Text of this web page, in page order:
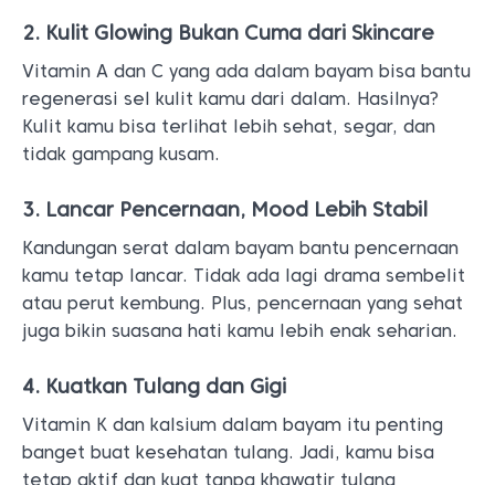
2. Kulit Glowing Bukan Cuma dari Skincare
Vitamin A dan C yang ada dalam bayam bisa bantu
regenerasi sel kulit kamu dari dalam. Hasilnya?
Kulit kamu bisa terlihat lebih sehat, segar, dan
tidak gampang kusam.
3. Lancar Pencernaan, Mood Lebih Stabil
Kandungan serat dalam bayam bantu pencernaan
kamu tetap lancar. Tidak ada lagi drama sembelit
atau perut kembung. Plus, pencernaan yang sehat
juga bikin suasana hati kamu lebih enak seharian.
4. Kuatkan Tulang dan Gigi
Vitamin K dan kalsium dalam bayam itu penting
banget buat kesehatan tulang. Jadi, kamu bisa
tetap aktif dan kuat tanpa khawatir tulang